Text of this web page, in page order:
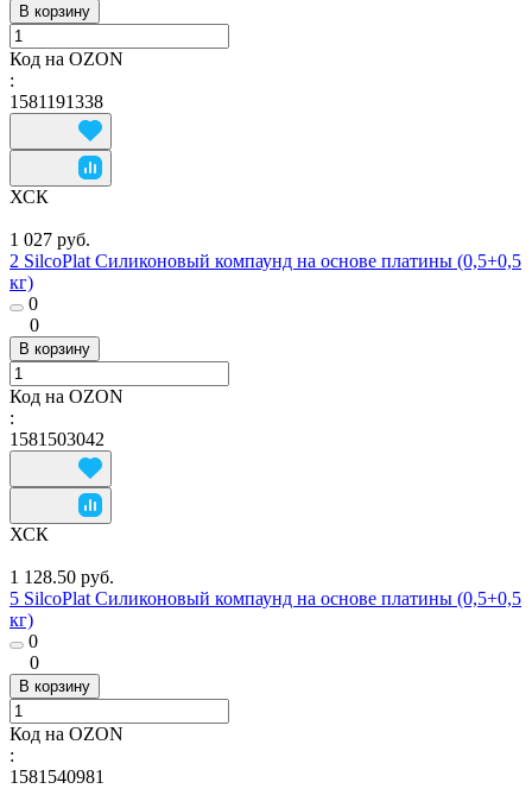
В корзину
Код на OZON
:
1581191338
ХСК
1 027 руб.
2 SilcoPlat Силиконовый компаунд на основе платины (0,5+0,5
кг)
0
0
В корзину
Код на OZON
:
1581503042
ХСК
1 128.50 руб.
5 SilcoPlat Силиконовый компаунд на основе платины (0,5+0,5
кг)
0
0
В корзину
Код на OZON
:
1581540981